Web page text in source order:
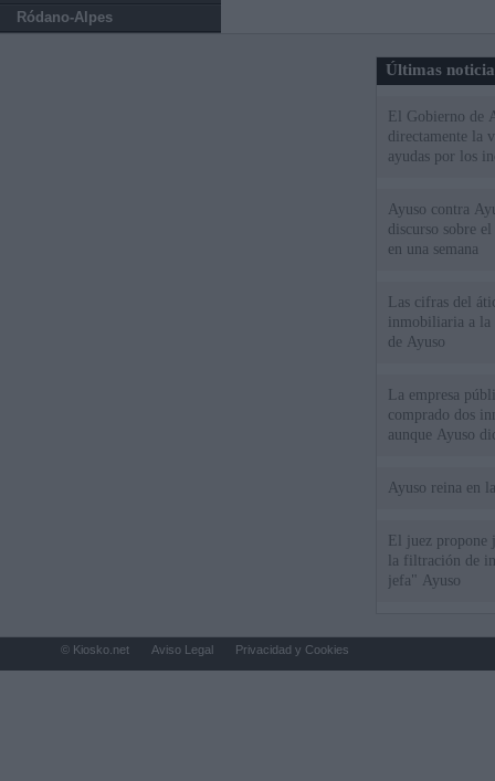
Ródano-Alpes
Últimas
El Gobierno de
directamente la
ayudas por los
Ayuso contra
discurso sobre
en una semana
Las cifras del
inmobiliaria a la
de Ayuso
La empresa
comprado dos
aunque Ayuso
Ayuso reina en
El juez propone
la filtración de
jefa" Ayuso
© Kiosko.net Aviso Legal Privacidad y Cookies